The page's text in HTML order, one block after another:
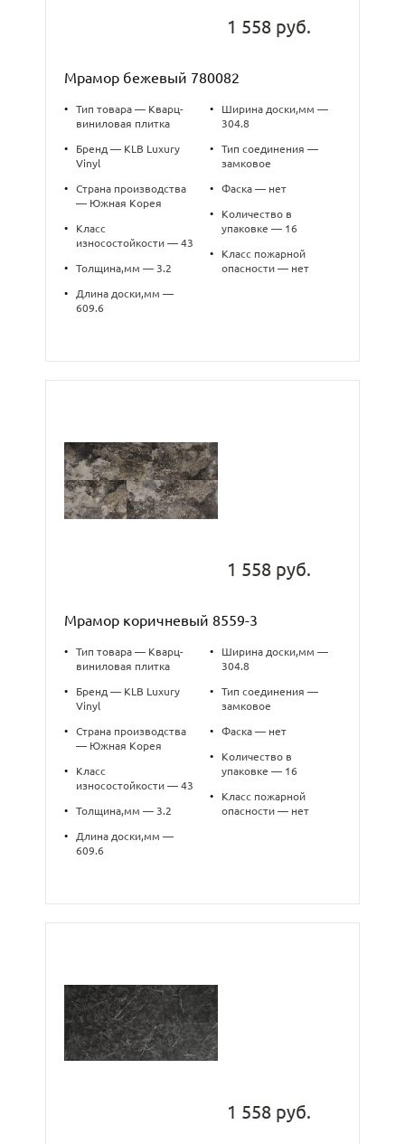
1 558 руб.
Мрамор бежевый 780082
•
Тип товара — Кварц-
виниловая плитка
•
Бренд — KLB Luxury
Vinyl
•
Страна производства
— Южная Корея
•
Класс
износостойкости — 43
• Толщина,мм — 3.2
•
Длина доски,мм —
609.6
•
Ширина доски,мм —
304.8
•
Тип соединения —
замковое
• Фаска — нет
•
Количество в
упаковке — 16
•
Класс пожарной
опасности — нет
1 558 руб.
Мрамор коричневый 8559-3
•
Тип товара — Кварц-
виниловая плитка
•
Бренд — KLB Luxury
Vinyl
•
Страна производства
— Южная Корея
•
Класс
износостойкости — 43
• Толщина,мм — 3.2
•
Длина доски,мм —
609.6
•
Ширина доски,мм —
304.8
•
Тип соединения —
замковое
• Фаска — нет
•
Количество в
упаковке — 16
•
Класс пожарной
опасности — нет
1 558 руб.